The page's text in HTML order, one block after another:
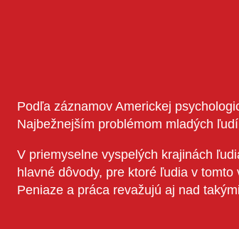
Podľa záznamov Americkej
Najbežnejším problémom mladých
V priemyselne vyspelých krajinách
hlavné dôvody, pre ktoré ľudia v
Peniaze a práca revažujú aj nad